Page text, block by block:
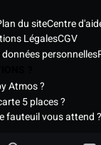
du siteCentre
LégalesCGV
personnelles
Atmos ?
5 places ?
fauteuil vous attend ?